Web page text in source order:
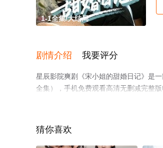
1-1全集/大结局
剧情介绍 我要评分
星辰影院爽剧《宋小姐的甜婚日记》是
全集），手机免费观看高清无删减完整
猜你喜欢